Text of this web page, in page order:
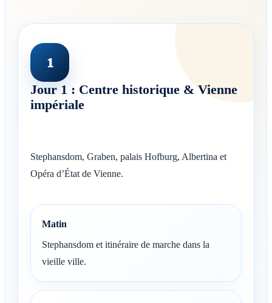
1
Jour 1 : Centre historique & Vienne
impériale
Stephansdom, Graben, palais Hofburg, Albertina et
Opéra d’État de Vienne.
Matin
Stephansdom et itinéraire de marche dans la
vieille ville.